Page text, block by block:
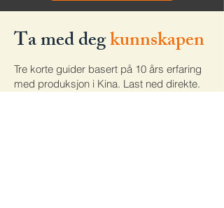
Ta med degkunnskapen
Tre korte guider basert på 10 års erfaring
med produksjon i Kina. Last ned direkte.